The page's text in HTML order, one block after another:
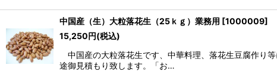
中国産（生）大粒落花生（25ｋｇ）業務用 [1000009]
15,250円(税込)
中国産の大粒落花生です、中華料理、落花生豆腐作り
途御見積もり致します。「お…